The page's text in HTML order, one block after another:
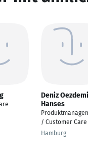
Deniz
Hanses
/ Customer Care
Hamburg